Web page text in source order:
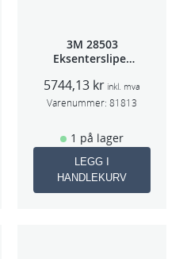
3M 28503
Eksentersliper
5mm slag
75mm
5744,13 kr inkl. mva
Varenummer: 81813
1 på lager
LEGG I
HANDLEKURV